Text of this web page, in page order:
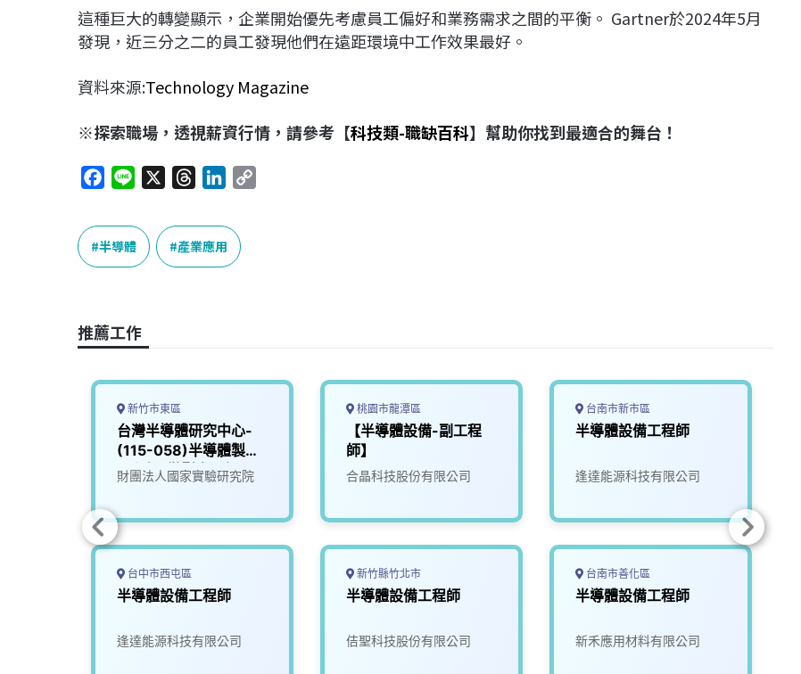
這種巨大的轉變顯示，企業開始優先考慮員工偏好和業務需求之間的平衡。 Gartner於2024年5月
發現，近三分之二的員工發現他們在遠距環境中工作效果最好。
資料來源:Technology Magazine
※探索職場，透視薪資行情，請參考【科技類-職缺百科】幫助你找到最適合的舞台！
c
e
b
k
n
e
r
e
a
n
k
e
半導體 產業應用
推薦工作
新竹市東區
台灣半導體研究中心-
(115-058)半導體製程
工程師_微影光罩組
財團法人國家實驗研究院
台中市西屯區
半導體設備工程師
逢達能源科技有限公司
桃園市龍潭區
【半導體設備-副工程
師】
合晶科技股份有限公司
新竹縣竹北市
半導體設備工程師
佶聖科技股份有限公司
台南市新市區
半導體設備工程師
逢達能源科技有限公司
台南市善化區
半導體設備工程師
新禾應用材料有限公司